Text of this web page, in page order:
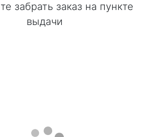
забрать заказ на пункте
выдачи